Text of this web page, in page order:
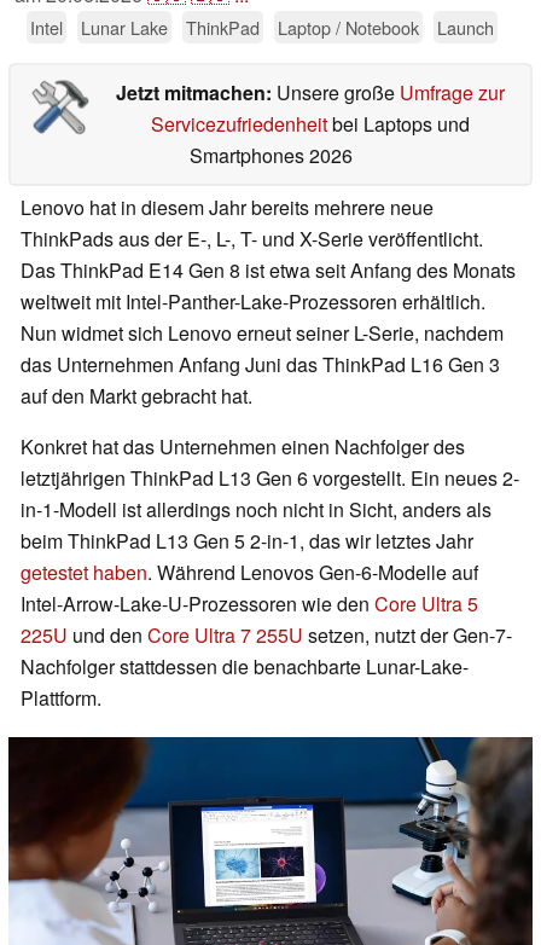
Intel Lunar Lake ThinkPad Laptop / Notebook Launch
Jetzt mitmachen: Unsere große Umfrage zur
Servicezufriedenheitbei Laptops und
Smartphones 2026
Lenovo hat in diesem Jahr bereits mehrere neue
ThinkPads aus der E-, L-, T- und X-Serie veröffentlicht.
Das ThinkPad E14 Gen 8 ist etwa seit Anfang des Monats
weltweit mit Intel-Panther-Lake-Prozessoren erhältlich.
Nun widmet sich Lenovo erneut seiner L-Serie, nachdem
das Unternehmen Anfang Juni das ThinkPad L16 Gen 3
auf den Markt gebracht hat.
Konkret hat das Unternehmen einen Nachfolger des
letztjährigen ThinkPad L13 Gen 6 vorgestellt. Ein neues 2-
in-1-Modell ist allerdings noch nicht in Sicht, anders als
beim ThinkPad L13 Gen 5 2-in-1, das wir letztes Jahr
getestet haben. Während Lenovos Gen-6-Modelle auf
Intel-Arrow-Lake-U-Prozessoren wie den Core Ultra 5
225U und den Core Ultra 7 255U setzen, nutzt der Gen-7-
Nachfolger stattdessen die benachbarte Lunar-Lake-
Plattform.